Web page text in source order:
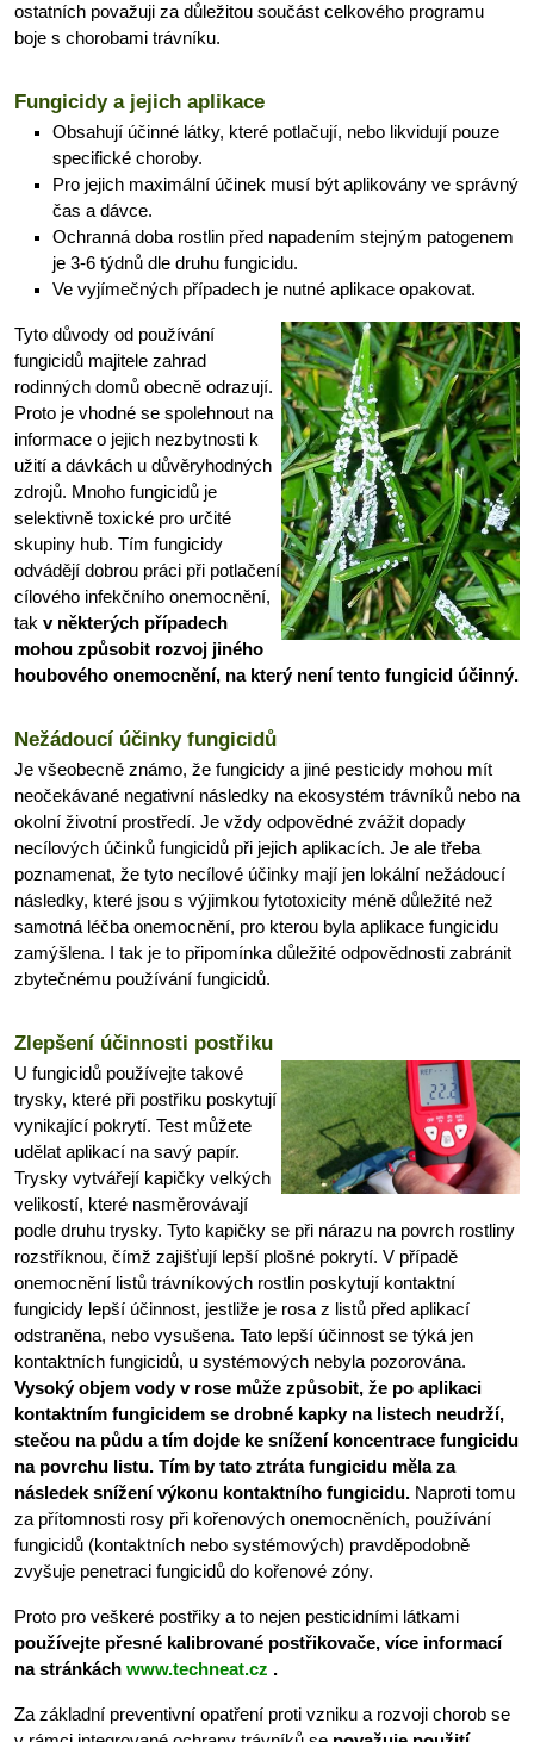
ostatních považuji za důležitou součást celkového programu
boje s chorobami trávníku.
Fungicidy a jejich aplikace
Obsahují účinné látky, které potlačují, nebo likvidují pouze
specifické choroby.
Pro jejich maximální účinek musí být aplikovány ve správný
čas a dávce.
Ochranná doba rostlin před napadením stejným patogenem
je 3-6 týdnů dle druhu fungicidu.
Ve vyjímečných případech je nutné aplikace opakovat.
Tyto důvody od používání
fungicidů majitele zahrad
rodinných domů obecně odrazují.
Proto je vhodné se spolehnout na
informace o jejich nezbytnosti k
užití a dávkách u důvěryhodných
zdrojů. Mnoho fungicidů je
selektivně toxické pro určité
skupiny hub. Tím fungicidy
odvádějí dobrou práci při potlačení
cílového infekčního onemocnění,
tak v některých případech
mohou způsobit rozvoj jiného
houbového onemocnění, na který není tento fungicid účinný.
Nežádoucí účinky fungicidů
Je všeobecně známo, že fungicidy a jiné pesticidy mohou mít
neočekávané negativní následky na ekosystém trávníků nebo na
okolní životní prostředí. Je vždy odpovědné zvážit dopady
necílových účinků fungicidů při jejich aplikacích. Je ale třeba
poznamenat, že tyto necílové účinky mají jen lokální nežádoucí
následky, které jsou s výjimkou fytotoxicity méně důležité než
samotná léčba onemocnění, pro kterou byla aplikace fungicidu
zamýšlena. I tak je to připomínka důležité odpovědnosti zabránit
zbytečnému používání fungicidů.
Zlepšení účinnosti postřiku
U fungicidů používejte takové
trysky, které při postřiku poskytují
vynikající pokrytí. Test můžete
udělat aplikací na savý papír.
Trysky vytvářejí kapičky velkých
velikostí, které nasměrovávají
podle druhu trysky. Tyto kapičky se při nárazu na povrch rostliny
rozstříknou, čímž zajišťují lepší plošné pokrytí. V případě
onemocnění listů trávníkových rostlin poskytují kontaktní
fungicidy lepší účinnost, jestliže je rosa z listů před aplikací
odstraněna, nebo vysušena. Tato lepší účinnost se týká jen
kontaktních fungicidů, u systémových nebyla pozorována.
Vysoký objem vody v rose může způsobit, že po aplikaci
kontaktním fungicidem se drobné kapky na listech neudrží,
stečou na půdu a tím dojde ke snížení koncentrace fungicidu
na povrchu listu. Tím by tato ztráta fungicidu měla za
následek snížení výkonu kontaktního fungicidu. Naproti tomu
za přítomnosti rosy při kořenových onemocněních, používání
fungicidů (kontaktních nebo systémových) pravděpodobně
zvyšuje penetraci fungicidů do kořenové zóny.
Proto pro veškeré postřiky a to nejen pesticidními látkami
používejte přesné kalibrované postřikovače, více informací
na stránkách www.techneat.cz .
Za základní preventivní opatření proti vzniku a rozvoji chorob se